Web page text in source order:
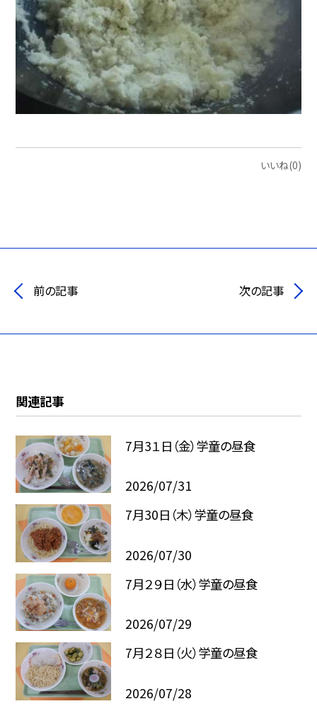
いいね(0)
前の記事 次の記事
関連記事
7月3１日（金）学童の昼食
2026/07/31
7月30日（木）学童の昼食
2026/07/30
7月２９日（水）学童の昼食
2026/07/29
7月２８日（火）学童の昼食
2026/07/28